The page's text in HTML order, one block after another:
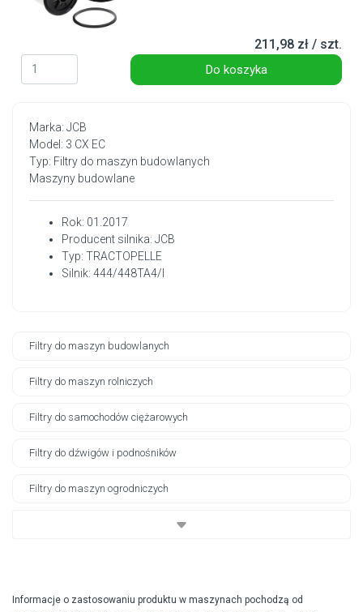
Marka: JCB
Model: 3 CX EC
Typ: Filtry do maszyn budowlanych
Maszyny budowlane
Rok: 01.2017
Producent silnika: JCB
Typ: TRACTOPELLE
Silnik: 444/448TA4/I
Filtry do maszyn budowlanych
Filtry do maszyn rolniczych
Filtry do samochodów ciężarowych
Filtry do dźwigów i podnośników
Filtry do maszyn ogrodniczych
211,98 zł / szt.
Do koszyka
Informacje o zastosowaniu produktu w maszynach pochodzą od